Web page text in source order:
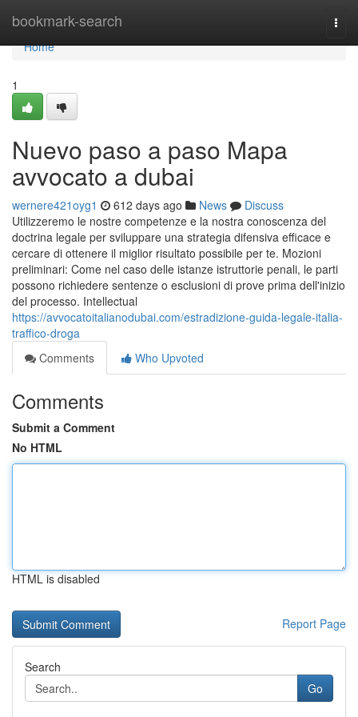
bookmark-search
Home
Home
1
Nuevo paso a paso Mapa
avvocato a dubai
wernere421oyg1 612 days ago News
Discuss
Utilizzeremo le nostre competenze e la nostra conoscenza del
doctrina legale per sviluppare una strategia difensiva efficace e
cercare di ottenere il miglior risultato possibile per te. Mozioni
preliminari: Come nel caso delle istanze istruttorie penali, le parti
possono richiedere sentenze o esclusioni di prove prima dell'inizio
del processo. Intellectual
https://avvocatoitalianodubai.com/estradizione-guida-legale-italia-
traffico-droga
Comments
Who Upvoted
Comments
Submit a Comment
No HTML
HTML is disabled
Report Page
Search
Go